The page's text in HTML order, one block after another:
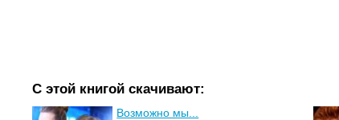
С этой книгой скачивают:
Возможно мы...